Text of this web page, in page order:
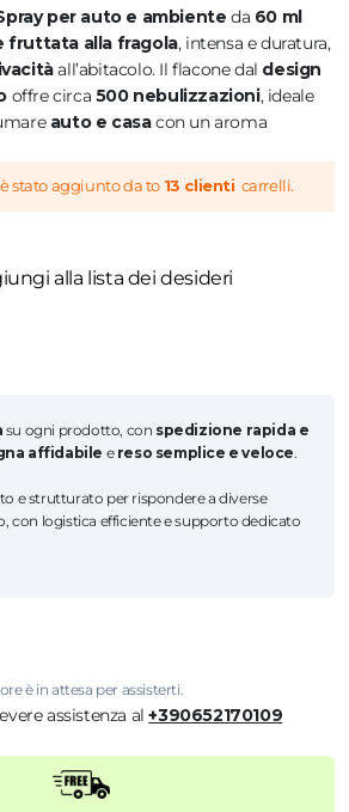
per auto e ambiente da 60 ml
fruttata alla fragola, intensa e duratura,
all’abitacolo. Il flacone dal design
offre circa 500 nebulizzazioni, ideale
auto e casacon un aroma
stato aggiunto da to 13 clienti carrelli.
alla lista dei desideri
su ogni prodotto, con spedizione rapida e
affidabile e reso semplice e veloce.
e strutturato per rispondere a diverse
con logistica efficiente e supporto dedicato
è in attesa per assisterti.
assistenza al+390652170109